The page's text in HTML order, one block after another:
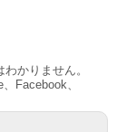
かりません。
Facebook、